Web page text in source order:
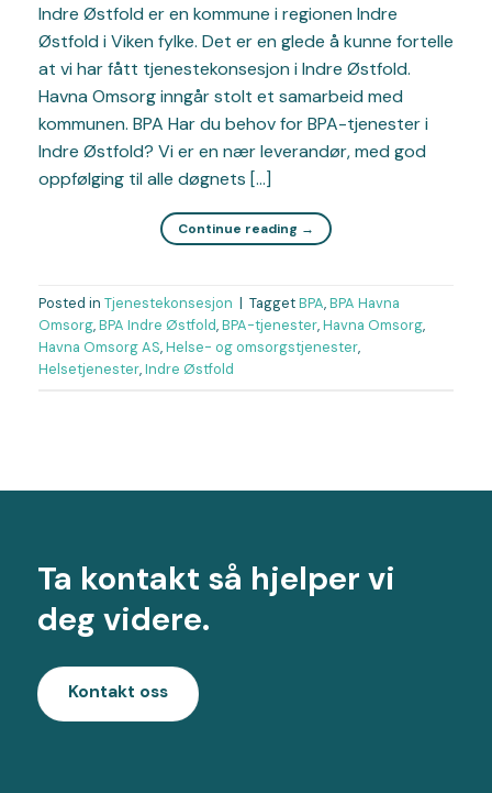
Indre Østfold er en kommune i regionen Indre
Østfold i Viken fylke. Det er en glede å kunne fortelle
at vi har fått tjenestekonsesjon i Indre Østfold.
Havna Omsorg inngår stolt et samarbeid med
kommunen. BPA Har du behov for BPA-tjenester i
Indre Østfold? Vi er en nær leverandør, med god
oppfølging til alle døgnets […]
Continue reading →
Posted in Tjenestekonsesjon | TaggetBPA,BPA Havna
Omsorg,BPA Indre Østfold,BPA-tjenester,Havna Omsorg,
Havna Omsorg AS,Helse- og omsorgstjenester,
Helsetjenester,Indre Østfold
Ta kontakt så hjelper vi
deg videre.
Kontakt oss